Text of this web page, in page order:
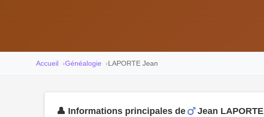
Accueil Généalogie LAPORTE Jean
👤 Informations principales de Jean LAPORTE